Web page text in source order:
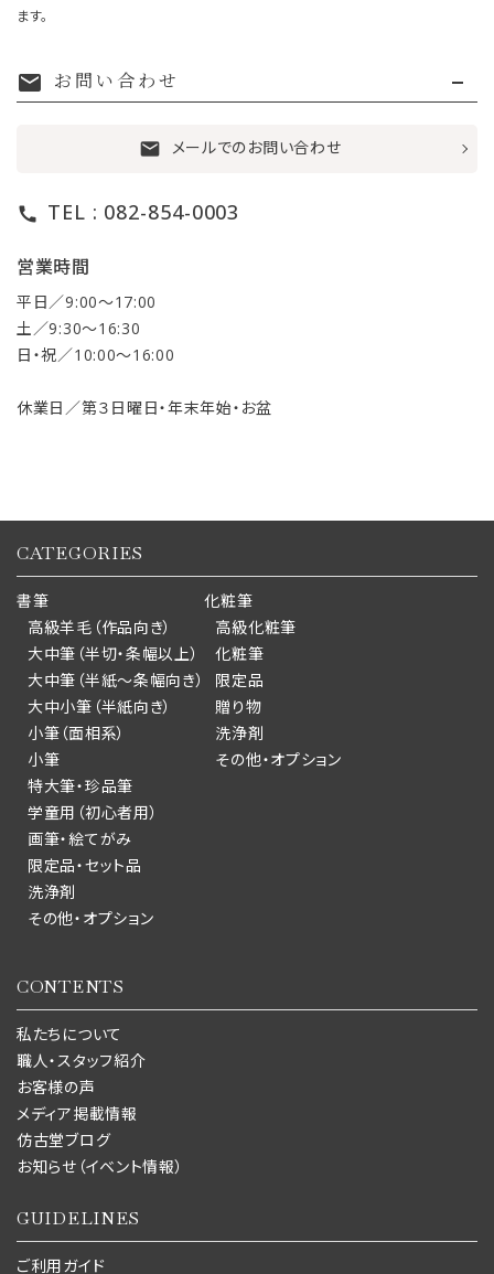
ます。
mail お問い合わせ
mail メールでのお問い合わせ
call TEL : 082-854-0003
営業時間
平日／9:00〜17:00
土／9:30〜16:30
日・祝／10:00〜16:00
休業日／第３日曜日・年末年始・お盆
CATEGORIES
書筆
高級羊毛（作品向き）
大中筆（半切・条幅以上）
大中筆（半紙～条幅向き）
大中小筆（半紙向き）
小筆（面相系）
小筆
特大筆・珍品筆
学童用（初心者用）
画筆・絵てがみ
限定品・セット品
洗浄剤
その他・オプション
化粧筆
高級化粧筆
化粧筆
限定品
贈り物
洗浄剤
その他・オプション
CONTENTS
私たちについて
職人・スタッフ紹介
お客様の声
メディア掲載情報
仿古堂ブログ
お知らせ（イベント情報）
GUIDELINES
ご利用ガイド